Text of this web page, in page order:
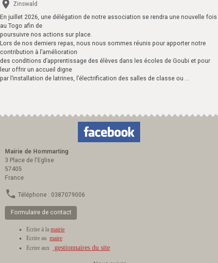
Zinswald
En juillet 2026, une délégation de notre association se rendra une nouvelle fois
au Togo afin de
poursuivre nos actions sur place.
Lors de nos derniers repas, nous nous sommes réunis pour apporter notre
contribution à l’amélioration
des conditions d’apprentissage des élèves dans les écoles de Goubi et pour
leur offrir un accueil digne
par l’installation de latrines, l’électrification des salles de classe ou ...
Mairie de Hommarting
3 Place de l'Eglise
57405
France
Téléphone : 0387079006
Formulaire de contact
Ecrire à la mairie
Ecrire au maire
Ecrire aux
gestionnaires du site